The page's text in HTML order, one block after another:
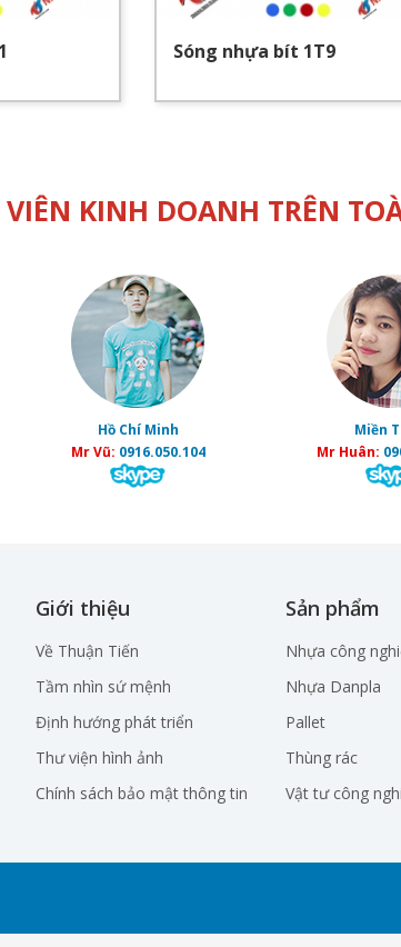
Sóng nhựa bít 1T9
KINH DOANH TRÊN
Hồ Chí Minh
Mr Vũ: 0916.050.104
Miền
Mr Huân:
Giới thiệu
Về Thuận Tiến
Tầm nhìn sứ mệnh
Định hướng phát triển
Thư viện hình ảnh
Chính sách bảo mật thông tin
Sản phẩm
Nhựa công
Nhựa Danpla
Pallet
Thùng rác
Vật tư công